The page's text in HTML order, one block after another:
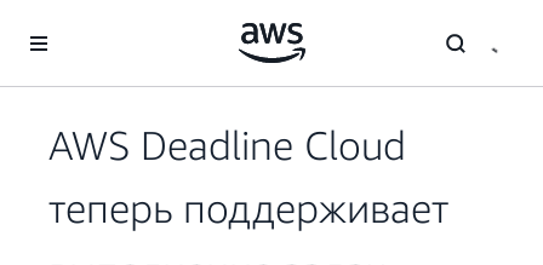
Перейти к главному контенту
AWS Deadline Cloud
теперь поддерживает